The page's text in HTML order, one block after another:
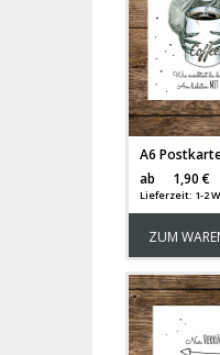
ab
1,90 €
Lieferzeit: 1-2
ZUM